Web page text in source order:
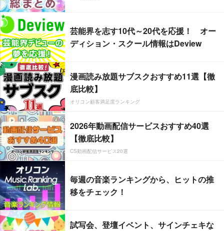
芸能界を志す10代～20代を応援！ オー
ディション・スクール情報はDeview
漫画読み放題サブスクおすすめ11選【徹
底比較】
オリコン顧客満足度ランキング
2026年動画配信サービスおすすめ40選
【徹底比較】
CS動画配信サービス20選
毎週の音楽ランキングから、ヒットの推
移をチェック！
試写会、登壇イベント、サインチェキな